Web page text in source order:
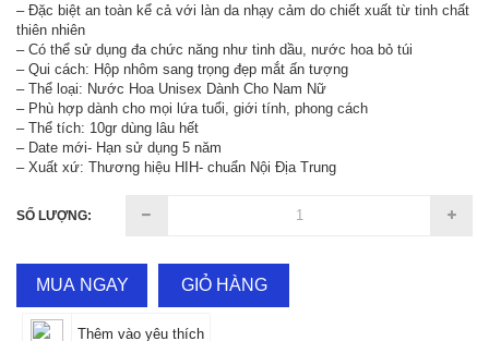
– Đặc biệt an toàn kể cả với làn da nhạy cảm do chiết xuất từ tinh chất
thiên nhiên
– Có thể sử dụng đa chức năng như tinh dầu, nước hoa bỏ túi
– Qui cách: Hộp nhôm sang trọng đẹp mắt ấn tượng
– Thể loại: Nước Hoa Unisex Dành Cho Nam Nữ
– Phù hợp dành cho mọi lứa tuổi, giới tính, phong cách
– Thể tích: 10gr dùng lâu hết
– Date mới- Hạn sử dụng 5 năm
– Xuất xứ: Thương hiệu HIH- chuẩn Nội Địa Trung
SỐ LƯỢNG:
MUA NGAY GIỎ HÀNG
Thêm vào yêu thích